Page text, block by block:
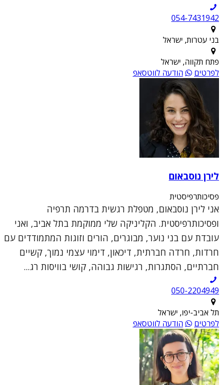
054-7431942
בני עטרות, ישראל
פתח תקווה, ישראל
לפרטים
הודעה לווטסאפ
לירן נוסבאום
פסיכותרפיסטית
אני לירן נוסבאום, מטפלת רגשית בדרמה תרפיה
ופסיכותרפיסטית. הקליניקה שלי ממוקמת בתל אביב, ואני
עובדת עם בני נוער, מבוגרים, הורים וזוגות המתמודדים עם
חרדות, חרדה חברתית, דיכאון, דימוי עצמי נמוך, קשיים
חברתיים, הסתגרות, רגישות גבוהה, קושי בוויסות רג...
050-2204949
תל אביב-יפו, ישראל
לפרטים
הודעה לווטסאפ